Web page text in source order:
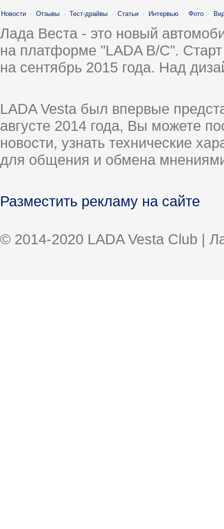
Новости · Отзывы · Тест-драйвы · Статьи · Интервью · Фото ·
Лада Веста - это новый
на платформе "LADA B/C".
на сентябрь 2015 года. Над
LADA Vesta был впервые
августе 2014 года, Вы можете
новости, узнать технические
для общения и обмена
Разместить рекламу на сайте
© 2014-2020 LADA Vesta Club |